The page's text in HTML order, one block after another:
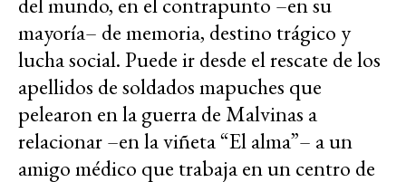
mayoría– de memoria, destino trágico y
lucha social. Puede ir desde el rescate de los
apellidos de soldados mapuches que
pelearon en la guerra de Malvinas a
relacionar –en la viñeta “El alma”– a un
amigo médico que trabaja en un centro de